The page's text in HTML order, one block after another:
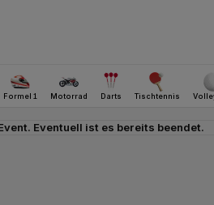
Eventuell ist es bereits beendet.